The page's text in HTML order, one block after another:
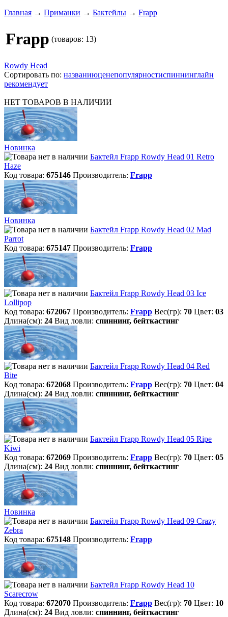
Главная → Приманки → Бактейлы → Frapp
Frapp (товаров: 13)
Rowdy Head
Сортировать по: названиюценепопулярностиспиннинглайн
рекомендует
НЕТ ТОВАРОВ В НАЛИЧИИ
Новинка
Бактейл Frapp Rowdy Head 01 Retro
Haze
Код товара: 675146 Производитель: Frapp
Новинка
Бактейл Frapp Rowdy Head 02 Mad
Parrot
Код товара: 675147 Производитель: Frapp
Бактейл Frapp Rowdy Head 03 Ice
Lollipop
Код товара: 672067 Производитель: Frapp Вес(гр): 70 Цвет: 03
Длина(см): 24 Вид ловли: спиннинг, бейткастинг
Бактейл Frapp Rowdy Head 04 Red
Bite
Код товара: 672068 Производитель: Frapp Вес(гр): 70 Цвет: 04
Длина(см): 24 Вид ловли: спиннинг, бейткастинг
Бактейл Frapp Rowdy Head 05 Ripe
Kiwi
Код товара: 672069 Производитель: Frapp Вес(гр): 70 Цвет: 05
Длина(см): 24 Вид ловли: спиннинг, бейткастинг
Новинка
Бактейл Frapp Rowdy Head 09 Crazy
Zebra
Код товара: 675148 Производитель: Frapp
Бактейл Frapp Rowdy Head 10
Scarecrow
Код товара: 672070 Производитель: Frapp Вес(гр): 70 Цвет: 10
Длина(см): 24 Вид ловли: спиннинг, бейткастинг